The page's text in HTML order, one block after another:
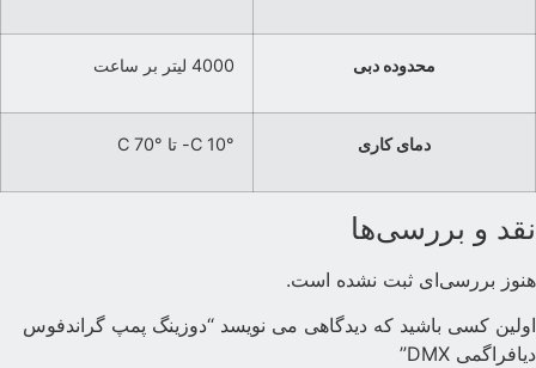
محدوده دبی 4000 لیتر بر ساعت
دمای کاری °C 10- تا °C 70
نقد و بررسی‌ها
هنوز بررسی‌ای ثبت نشده است.
اولین کسی باشید که دیدگاهی می نویسد “دوزینگ پمپ گراندفوس
دیافراگمی DMX”